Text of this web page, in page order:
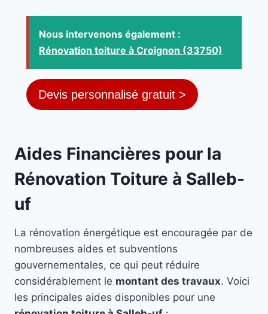
Nous intervenons également :
Rénovation toiture à Croignon (33750)
Devis personnalisé gratuit >
Aides Financières pour la
Rénovation Toiture à Salleb-
uf
La rénovation énergétique est encouragée par de
nombreuses aides et subventions
gouvernementales, ce qui peut réduire
considérablement le montant des travaux. Voici
les principales aides disponibles pour une